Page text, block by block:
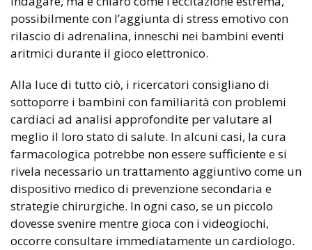
possibilmente con l’aggiunta di stress emotivo con
rilascio di adrenalina, inneschi nei bambini eventi
aritmici durante il gioco elettronico.
Alla luce di tutto ciò, i ricercatori consigliano di
sottoporre i bambini con familiarità con problemi
cardiaci ad analisi approfondite per valutare al
meglio il loro stato di salute. In alcuni casi, la cura
farmacologica potrebbe non essere sufficiente e si
rivela necessario un trattamento aggiuntivo come un
dispositivo medico di prevenzione secondaria e
strategie chirurgiche. In ogni caso, se un piccolo
dovesse svenire mentre gioca con i videogiochi,
occorre consultare immediatamente un cardiologo.